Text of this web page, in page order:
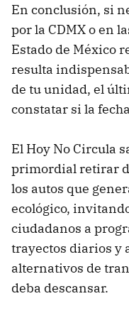
En conclusión, si
por la CDMX o en
Estado de México
resulta
de tu unidad, el
constatar si la
El Hoy No Circula
primordial retirar
los autos que
ecológico,
ciudadanos a
trayectos diarios y
alternativos de
deba descansar.